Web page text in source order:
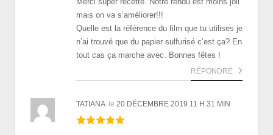
mais on va s’améliorer!!!
Quelle est la référence du film que tu utilises je
n’ai trouvé que du papier sulfurisé c’est ça? En
tout cas ça marche avec. Bonnes fêtes !
RÉPONDRE
TATIANA le 20 DÉCEMBRE 2019 11 H 31 MIN